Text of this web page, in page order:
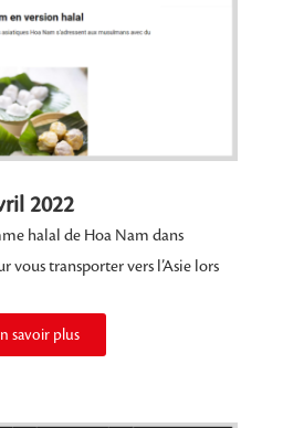
2022
halal de Hoa Nam dans
vous transporter vers l’Asie lors
savoir plus